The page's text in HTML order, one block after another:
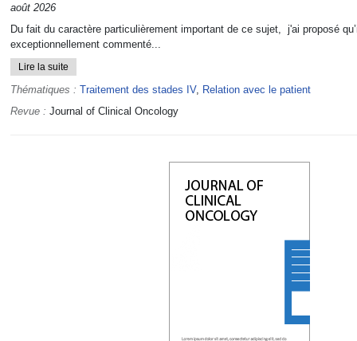
août 2026
Du fait du caractère particulièrement important de ce sujet, j'ai proposé
exceptionnellement commenté...
Lire la suite
Thématiques : Traitement des stades IV, Relation avec le patient
Revue : Journal of Clinical Oncology